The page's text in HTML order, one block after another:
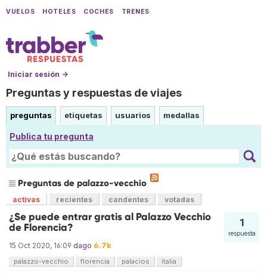
VUELOS HOTELES COCHES TRENES
Iniciar sesión →
Preguntas y respuestas de viajes
preguntas etiquetas usuarios medallas
Publica tu pregunta
Preguntas de palazzo-vecchio
activas recientes candentes votadas
1
respuesta
¿Se puede entrar gratis al Palazzo Vecchio
de Florencia?
15 Oct 2020, 16:09 dago 6.7k
palazzo-vecchio florencia palacios italia